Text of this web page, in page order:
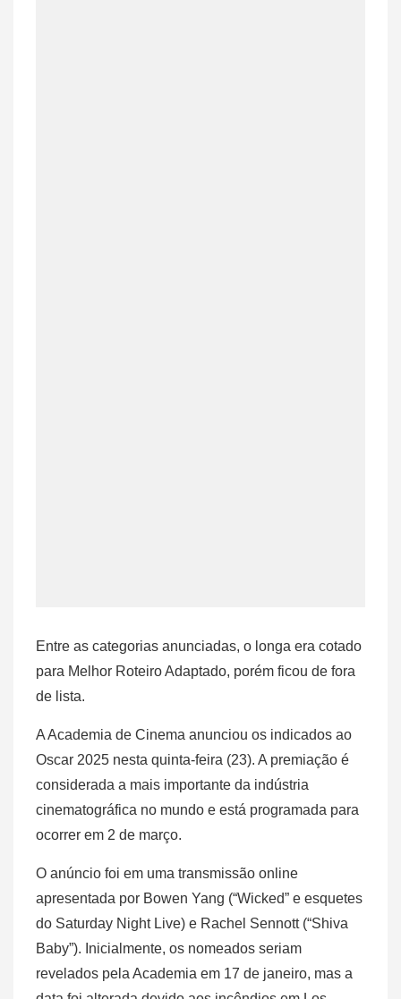
Entre as categorias anunciadas, o longa era cotado
para Melhor Roteiro Adaptado, porém ficou de fora
de lista.
A Academia de Cinema anunciou os indicados ao
Oscar 2025 nesta quinta-feira (23). A premiação é
considerada a mais importante da indústria
cinematográfica no mundo e está programada para
ocorrer em 2 de março.
O anúncio foi em uma transmissão online
apresentada por Bowen Yang (“Wicked” e esquetes
do Saturday Night Live) e Rachel Sennott (“Shiva
Baby”). Inicialmente, os nomeados seriam
revelados pela Academia em 17 de janeiro, mas a